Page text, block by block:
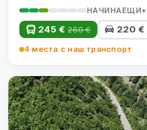
НАЧИНАЕЩИ+
245 € 260 € 220 €
4 места с наш транспорт